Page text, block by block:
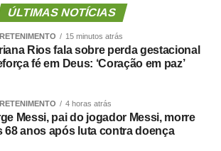
todos nós mato-grossenses, o
antigo do Centro-Oeste brasileiro”,
foi realizado para provimento de
de cadastro de reserva para cargos de
contemplando funções como
analista legislativo, controlador interno
ÚLTIMAS NOTÍCIAS
15 minutos atrás
Rios fala sobre perda gestacional
fé em Deus: ‘Coração em paz’
4 horas atrás
Messi, pai do jogador Messi, morre
68 anos após luta contra doença